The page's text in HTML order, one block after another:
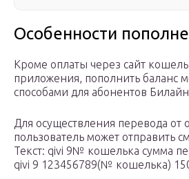
Особенности
Кроме оплаты через сайт
приложения, пополнить баланс
способами для абонентов
Для осуществления перевода от
пользователь может отправить
Текст: qivi 9№ кошелька сумма
qivi 9 123456789(№ кошелька)